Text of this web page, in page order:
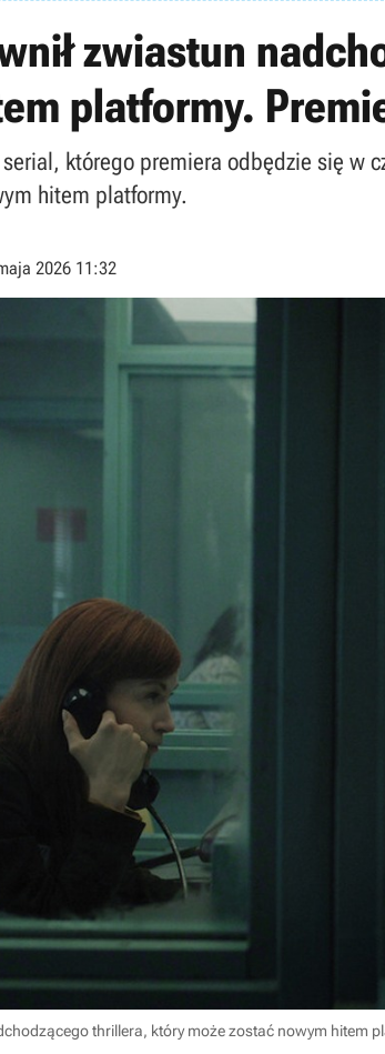
zwiastun
platformy.
którego premiera odbędzie się w
hitem platformy.
2026 11:32
thrillera, który może zostać nowym hitem